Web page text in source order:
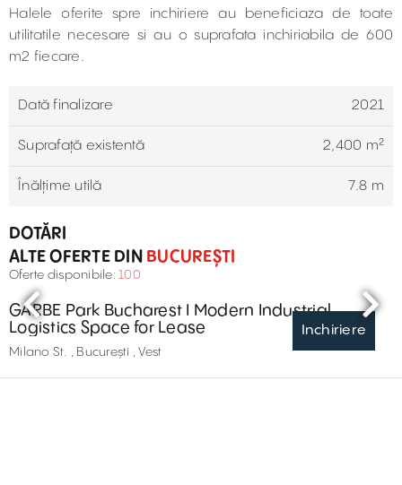
Halele oferite spre inchiriere au beneficiaza de toate
utilitatile necesare si au o suprafata inchiriabila de 600
m2 fiecare.
Dată finalizare 2021
Suprafață existentă 2,400 m²
Înălțime utilă 7.8 m
DOTĂRI
ALTE OFERTE DINBUCUREȘTI
Oferte disponibile: 100
Inchiriere
GARBE Park Bucharest I Modern Industrial
Logistics Space for Lease
Milano St. , București , Vest